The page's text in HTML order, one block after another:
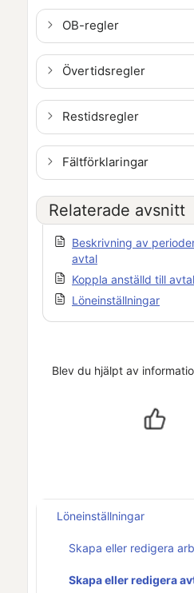
OB-regler
Övertidsregler
Restidsregler
Fältförklaringar
Relaterade avsnitt
Beskrivning av
avtal
Koppla anställd till avtal
Löneinställningar
Blev du hjälpt av
Löneinställningar
Skapa eller redigera
Skapa eller redigera